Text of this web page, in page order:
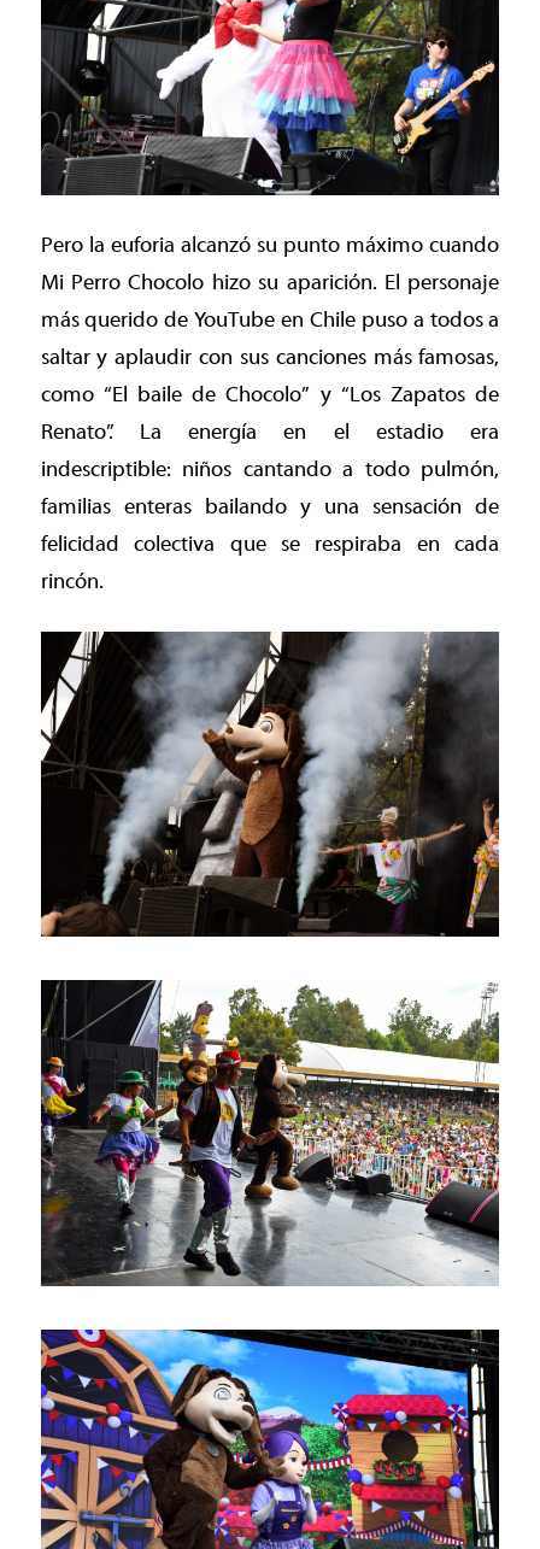
Pero la euforia alcanzó su punto máximo cuando
Mi Perro Chocolo hizo su aparición. El personaje
más querido de YouTube en Chile puso a todos a
saltar y aplaudir con sus canciones más famosas,
como “El baile de Chocolo” y “Los Zapatos de
Renato”. La energía en el estadio era
indescriptible: niños cantando a todo pulmón,
familias enteras bailando y una sensación de
felicidad colectiva que se respiraba en cada
rincón.